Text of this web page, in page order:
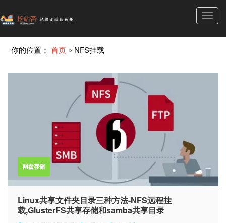
你的位置：首页 » NFS挂载
网盘存储
Linux共享文件夹目录三种方法-NFS远程挂
载,GlusterFS共享存储和samba共享目录